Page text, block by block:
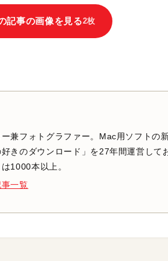
記事の画像を見る2枚
兼フォトグラファー。Mac用ソフトの
好きのダウンロード」を27年間運営して
1000本以上。
一覧